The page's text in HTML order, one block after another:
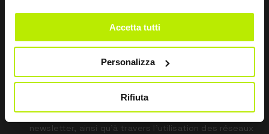
Accetta tutti
Personalizza
Rifiuta
J’ai lu la déclaration de confidentialité
en vertu de l’art. 13 du règlement UE 679/16.
Je consens
marketing et de réception de communications
commerciales et promotionnelles par e-mail, sms et
newsletter, ainsi qu’à travers l’utilisation des réseaux